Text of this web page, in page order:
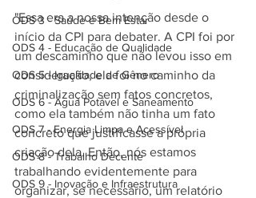
ODS 3 - Saúde e Bem Estar
ODS 4 - Educação de Qualidade
ODS 5 - Igualdade de Gênero
ODS 6 - Água Potável e Saneamento
ODS 7 - Energia Limpa e Acessível
ODS 8 - Trabalho Decente
ODS 9 - Inovação e Infraestrutura
"Essa era a nossa intenção desde o
início da CPI para debater. A CPI foi por
um descaminho que não levou isso em
consideração, ela foi no caminho da
criminalização sem fatos concretos,
como ela também não tinha um fato
concreto que justificasse a própria
criação dela. Então, nós estamos
trabalhando evidentemente para
organizar, se necessário, um relatório